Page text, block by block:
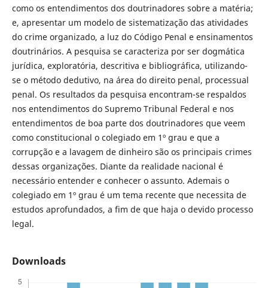
como os entendimentos dos doutrinadores sobre a matéria;
e, apresentar um modelo de sistematização das atividades
do crime organizado, a luz do Código Penal e ensinamentos
doutrinários. A pesquisa se caracteriza por ser dogmática
jurídica, exploratória, descritiva e bibliográfica, utilizando-
se o método dedutivo, na área do direito penal, processual
penal. Os resultados da pesquisa encontram-se respaldos
nos entendimentos do Supremo Tribunal Federal e nos
entendimentos de boa parte dos doutrinadores que veem
como constitucional o colegiado em 1º grau e que a
corrupção e a lavagem de dinheiro são os principais crimes
dessas organizações. Diante da realidade nacional é
necessário entender e conhecer o assunto. Ademais o
colegiado em 1º grau é um tema recente que necessita de
estudos aprofundados, a fim de que haja o devido processo
legal.
Downloads